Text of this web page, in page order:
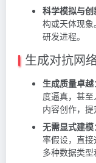
科学模拟与创
构或天体现
研发进程。
生成对抗网
生成质量卓越
度逼真，甚
内容创作，提
无需显式建模
率假设，直
多种数据类型